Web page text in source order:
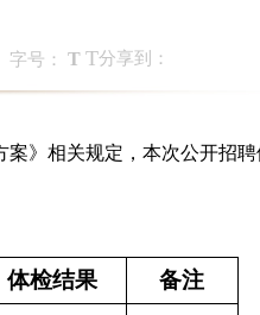
字号： T T分享到：
》相关规定，本次公开招
体检结果 备注